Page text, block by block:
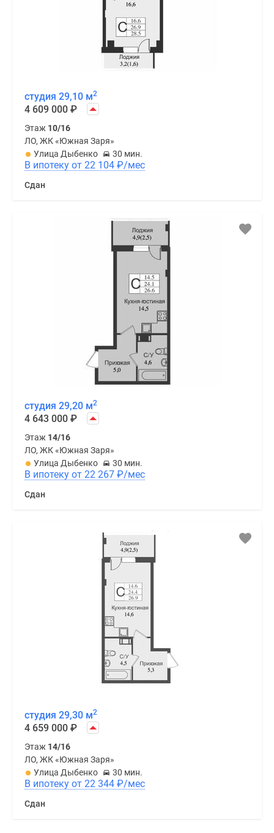
студия 29,10 м2
4 609 000 ₽
Этаж 10/16
ЛО, ЖК «Южная Заря»
Улица Дыбенко
30 мин.
В ипотеку от 22 104 ₽/мес
Сдан
студия 29,20 м2
4 643 000 ₽
Этаж 14/16
ЛО, ЖК «Южная Заря»
Улица Дыбенко
30 мин.
В ипотеку от 22 267 ₽/мес
Сдан
студия 29,30 м2
4 659 000 ₽
Этаж 14/16
ЛО, ЖК «Южная Заря»
Улица Дыбенко
30 мин.
В ипотеку от 22 344 ₽/мес
Сдан